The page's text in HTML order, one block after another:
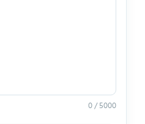
0 / 5000